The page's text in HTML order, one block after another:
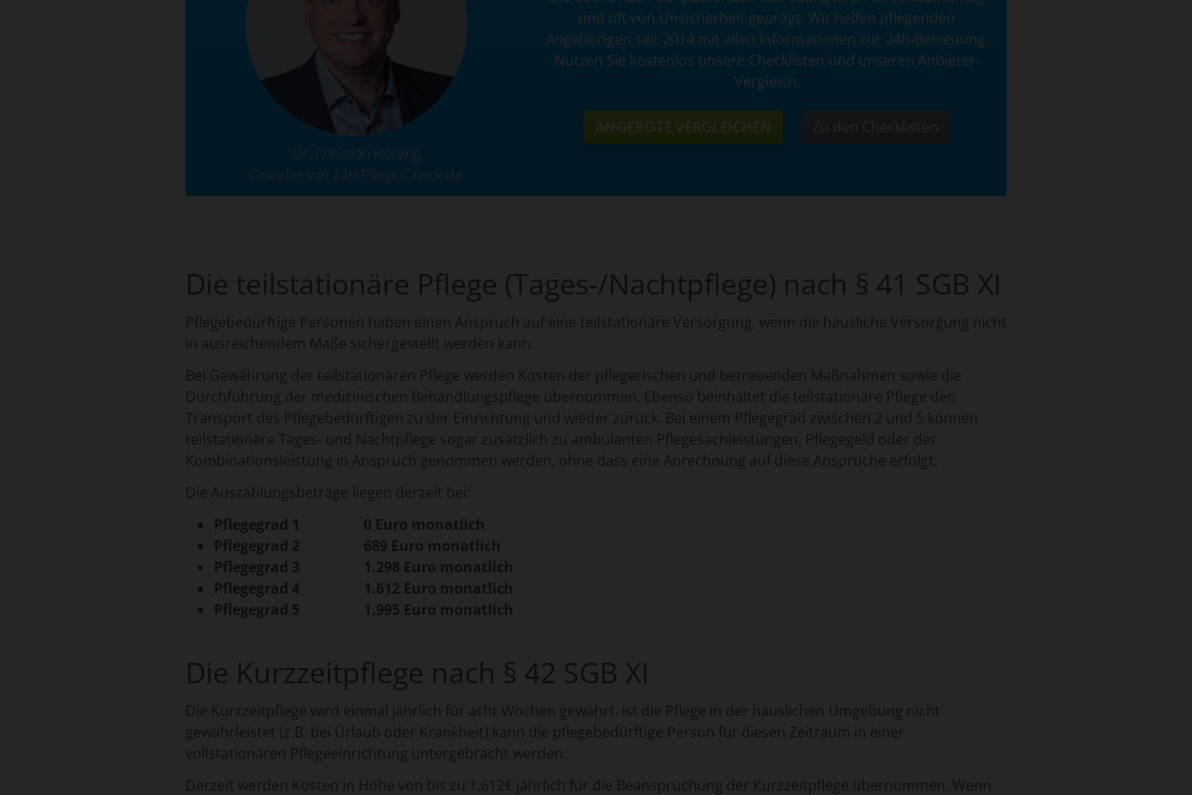
und oft von Unsicherheit geprägt. Wir helfen pflegenden
Angehörigen seit 2014 mit allen Informationen zur 24h-Betreuung.
Nutzen Sie kostenlos unsere Checklisten und unseren Anbieter-
Vergleich.
ANGEBOTE VERGLEICHEN
Dr. Christian Holsing
Gründer von 24h-Pflege-Check.de
Die teilstationäre Pflege (Tages-/Nachtpflege) nach § 41 SGB XI
Pflegebedürftige Personen haben einen Anspruch auf eine teilstationäre Versorgung, wenn die häusliche Versorgung nicht
in ausreichendem Maße sichergestellt werden kann.
Bei Gewährung der teilstationären Pflege werden Kosten der pflegerischen und betreuenden Maßnahmen sowie die
Durchführung der medizinischen Behandlungspflege übernommen. Ebenso beinhaltet die teilstationäre Pflege den
Transport des Pflegebedürftigen zu der Einrichtung und wieder zurück. Bei einem Pflegegrad zwischen 2 und 5 können
teilstationäre Tages- und Nachtpflege sogar zusätzlich zu ambulanten Pflegesachleistungen, Pflegegeld oder der
Kombinationsleistung in Anspruch genommen werden, ohne dass eine Anrechnung auf diese Ansprüche erfolgt.
Die Auszahlungsbeträge liegen derzeit bei:
Pflegegrad 1 0 Euro monatlich
Pflegegrad 2 689 Euro monatlich
Pflegegrad 3 1.298 Euro monatlich
Pflegegrad 4 1.612 Euro monatlich
Pflegegrad 5 1.995 Euro monatlich
Die Kurzzeitpflege nach § 42 SGB XI
Die Kurzzeitpflege wird einmal jährlich für acht Wochen gewährt. Ist die Pflege in der häuslichen Umgebung nicht
gewährleistet (z.B. bei Urlaub oder Krankheit) kann die pflegebedürftige Person für diesen Zeitraum in einer
vollstationären Pflegeeinrichtung untergebracht werden.
Derzeit werden Kosten in Höhe von bis zu 1.612€ jährlich für die Beanspruchung der Kurzzeitpflege übernommen. Wenn